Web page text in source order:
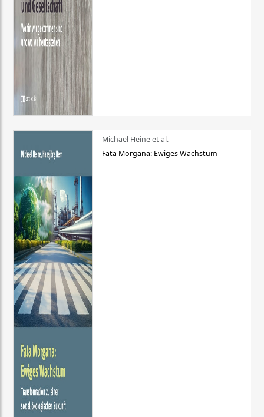
Michael Heine et al.
Fata Morgana: Ewiges Wachstum